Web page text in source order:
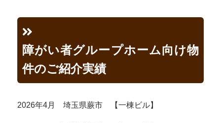
障がい者グループホーム向け物
件のご紹介実績
2026年4月 埼玉県蕨市 【一棟ビル】